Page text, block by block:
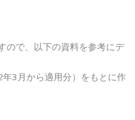
ので、以下の資料を参考にデ
3月から適用分）をもとに作